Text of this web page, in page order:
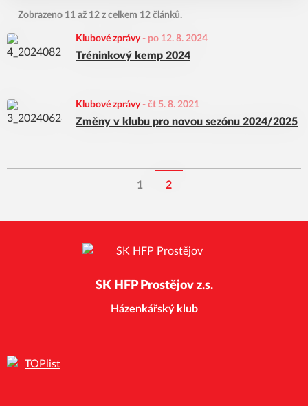
Zobrazeno 11 až 12 z celkem 12 článků.
Klubové zprávy - po 12. 8. 2024
Tréninkový kemp 2024
Klubové zprávy - čt 5. 8. 2021
Změny v klubu pro novou sezónu 2024/2025
1 2
SK HFP Prostějov z.s.
Házenkářský klub